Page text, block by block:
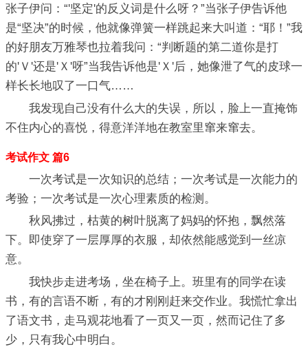
张子伊问：“'坚定'的反义词是什么呀？”当张子伊告诉他
是“坚决”的时候，他就像弹簧一样跳起来大叫道：“耶！”我
的好朋友万雅琴也拉着我问：“判断题的第二道你是打
的'Ｖ'还是'Ｘ'呀”当我告诉他是'Ｘ'后，她像泄了气的皮球一
样长长地叹了一口气……
我发现自己没有什么大的失误，所以，脸上一直掩饰
不住内心的喜悦，得意洋洋地在教室里窜来窜去。
考试作文 篇6
一次考试是一次知识的总结；一次考试是一次能力的
考验；一次考试是一次心理素质的检测。
秋风拂过，枯黄的树叶脱离了妈妈的怀抱，飘然落
下。即使穿了一层厚厚的衣服，却依然能感觉到一丝凉
意。
我快步走进考场，坐在椅子上。班里有的同学在读
书，有的言语不断，有的才刚刚赶来交作业。我慌忙拿出
了语文书，走马观花地看了一页又一页，然而记住了多
少，只有我心中明白。